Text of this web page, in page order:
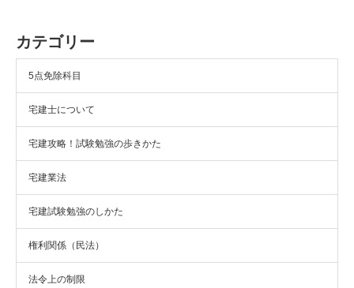
カテゴリー
5点免除科目
宅建士について
宅建攻略！試験勉強の歩きかた
宅建業法
宅建試験勉強のしかた
権利関係（民法）
法令上の制限